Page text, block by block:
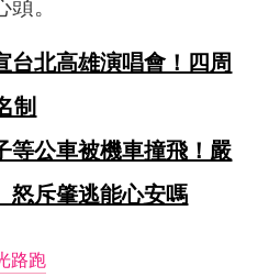
。
台北高雄演唱會！四周
制
等公車被機車撞飛！嚴
斥肇逃能心安嗎
路跑